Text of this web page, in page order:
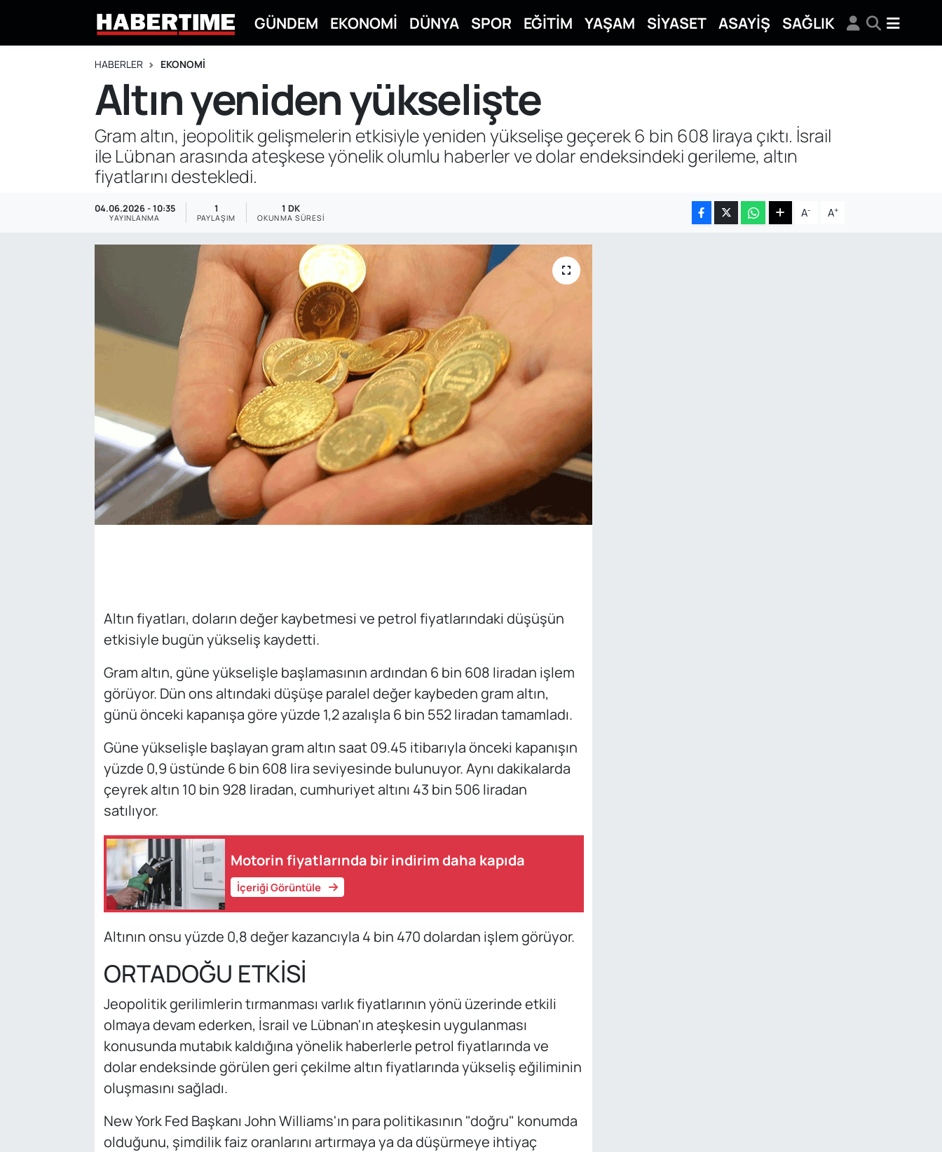
GÜNDEM EKONOMİ DÜNYA SPOR EĞİTİM YAŞAM SİYASET ASAYİŞ SAĞLIK
HABERLER EKONOMİ
Altın yeniden yükselişte
Gram altın, jeopolitik gelişmelerin etkisiyle yeniden yükselişe geçerek 6 bin 608 liraya çıktı. İsrail
ile Lübnan arasında ateşkese yönelik olumlu haberler ve dolar endeksindeki gerileme, altın
fiyatlarını destekledi.
04.06.2026 - 10:35
YAYINLANMA
1
PAYLAŞIM
1 DK
OKUNMA SÜRESI A- A+
Altın fiyatları, doların değer kaybetmesi ve petrol fiyatlarındaki düşüşün
etkisiyle bugün yükseliş kaydetti.
Gram altın, güne yükselişle başlamasının ardından 6 bin 608 liradan işlem
görüyor. Dün ons altındaki düşüşe paralel değer kaybeden gram altın,
günü önceki kapanışa göre yüzde 1,2 azalışla 6 bin 552 liradan tamamladı.
Güne yükselişle başlayan gram altın saat 09.45 itibarıyla önceki kapanışın
yüzde 0,9 üstünde 6 bin 608 lira seviyesinde bulunuyor. Aynı dakikalarda
çeyrek altın 10 bin 928 liradan, cumhuriyet altını 43 bin 506 liradan
satılıyor.
Motorin fiyatlarında bir indirim daha kapıda
İçeriği Görüntüle
Altının onsu yüzde 0,8 değer kazancıyla 4 bin 470 dolardan işlem görüyor.
ORTADOĞU ETKİSİ
Jeopolitik gerilimlerin tırmanması varlık fiyatlarının yönü üzerinde etkili
olmaya devam ederken, İsrail ve Lübnan'ın ateşkesin uygulanması
konusunda mutabık kaldığına yönelik haberlerle petrol fiyatlarında ve
dolar endeksinde görülen geri çekilme altın fiyatlarında yükseliş eğiliminin
oluşmasını sağladı.
New York Fed Başkanı John Williams'ın para politikasının "doğru" konumda
olduğunu, şimdilik faiz oranlarını artırmaya ya da düşürmeye ihtiyaç
Eskişehir Hava Durumu
Eskişehir Trafik Yoğunluk Haritası